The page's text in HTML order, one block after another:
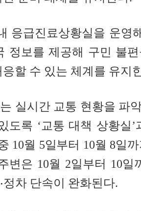
응급진료상황실을 운영
정보를 제공해 구민 불
할 수 있는 체계를 유지
실시간 교통 현황을 파
도록 ‘교통 대책 상황실’
10월 5일부터 10월 8일
변은 10월 2일부터 10일
정차 단속이 완화된다.